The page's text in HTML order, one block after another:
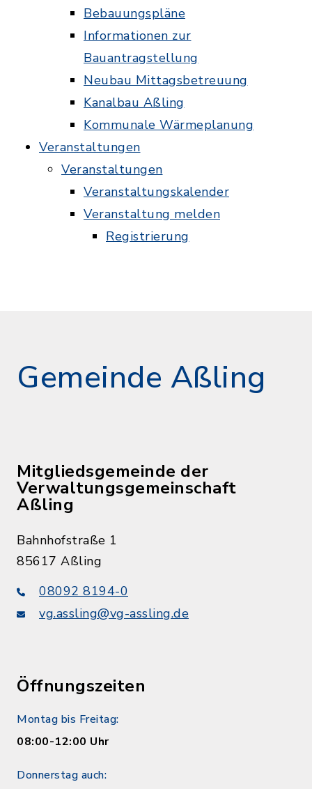
Bebauungspläne
Informationen zur
Bauantragstellung
Neubau Mittagsbetreuung
Kanalbau Aßling
Kommunale Wärmeplanung
Veranstaltungen
Veranstaltungen
Veranstaltungskalender
Veranstaltung melden
Registrierung
Gemeinde Aßling
Mitgliedsgemeinde der
Verwaltungsgemeinschaft
Aßling
Bahnhofstraße 1
85617 Aßling
08092 8194-0
vg.assling@vg-assling.de
Öffnungszeiten
Montag bis Freitag:
08:00-12:00 Uhr
Donnerstag auch: